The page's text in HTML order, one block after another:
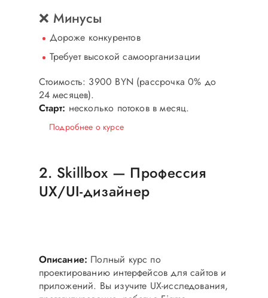
❌ Минусы
Дороже конкурентов
Требует высокой самоорганизации
Стоимость: 3900 BYN (рассрочка 0% до
24 месяцев).
Старт: несколько потоков в месяц.
Подробнее о курсе
2. Skillbox — Профессия
UX/UI-дизайнер
Описание: Полный курс по
проектированию интерфейсов для сайтов и
приложений. Вы изучите UX-исследования,